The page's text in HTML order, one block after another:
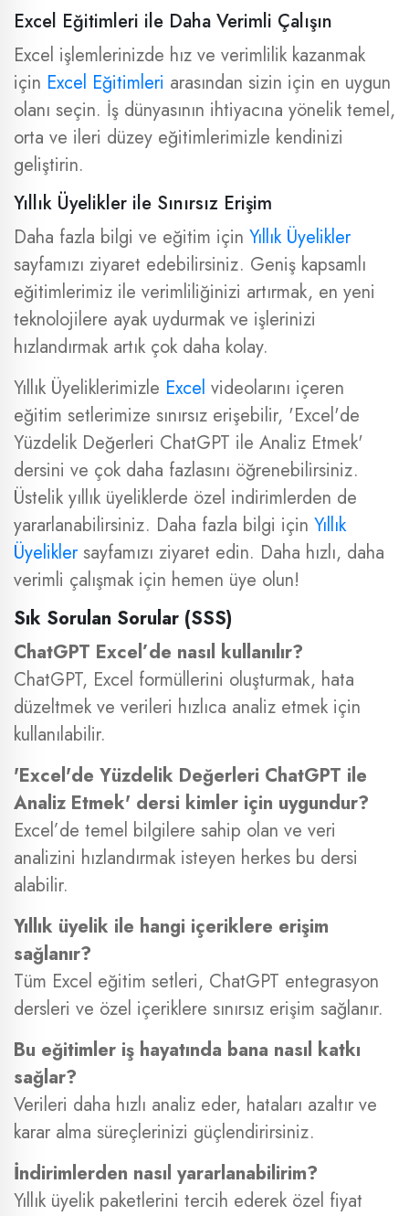
Excel Eğitimleri ile Daha Verimli Çalışın
Excel işlemlerinizde hız ve verimlilik kazanmak
için Excel Eğitimleri arasından sizin için en uygun
olanı seçin. İş dünyasının ihtiyacına yönelik temel,
orta ve ileri düzey eğitimlerimizle kendinizi
geliştirin.
Yıllık Üyelikler ile Sınırsız Erişim
Daha fazla bilgi ve eğitim için Yıllık Üyelikler
sayfamızı ziyaret edebilirsiniz. Geniş kapsamlı
eğitimlerimiz ile verimliliğinizi artırmak, en yeni
teknolojilere ayak uydurmak ve işlerinizi
hızlandırmak artık çok daha kolay.
Yıllık Üyeliklerimizle Excel videolarını içeren
eğitim setlerimize sınırsız erişebilir, 'Excel'de
Yüzdelik Değerleri ChatGPT ile Analiz Etmek'
dersini ve çok daha fazlasını öğrenebilirsiniz.
Üstelik yıllık üyeliklerde özel indirimlerden de
yararlanabilirsiniz. Daha fazla bilgi için Yıllık
Üyeliklersayfamızı ziyaret edin. Daha hızlı, daha
verimli çalışmak için hemen üye olun!
Sık Sorulan Sorular (SSS)
ChatGPT Excel’de nasıl kullanılır?
ChatGPT, Excel formüllerini oluşturmak, hata
düzeltmek ve verileri hızlıca analiz etmek için
kullanılabilir.
'Excel'de Yüzdelik Değerleri ChatGPT ile
Analiz Etmek' dersi kimler için uygundur?
Excel’de temel bilgilere sahip olan ve veri
analizini hızlandırmak isteyen herkes bu dersi
alabilir.
Yıllık üyelik ile hangi içeriklere erişim
sağlanır?
Tüm Excel eğitim setleri, ChatGPT entegrasyon
dersleri ve özel içeriklere sınırsız erişim sağlanır.
Bu eğitimler iş hayatında bana nasıl katkı
sağlar?
Verileri daha hızlı analiz eder, hataları azaltır ve
karar alma süreçlerinizi güçlendirirsiniz.
İndirimlerden nasıl yararlanabilirim?
Yıllık üyelik paketlerini tercih ederek özel fiyat